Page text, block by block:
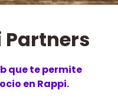
Partners
que te permite
en Rappi.